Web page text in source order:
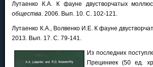
Лутаенко К.А. К фауне двустворчатых
общества. 2006. Вып. 10. С. 102-121.
Лутаенко К.А., Волвенко И.Е. К фауне
2013. Вып. 17. С. 79-141.
Из последних пос
Прециниек (50 ед.